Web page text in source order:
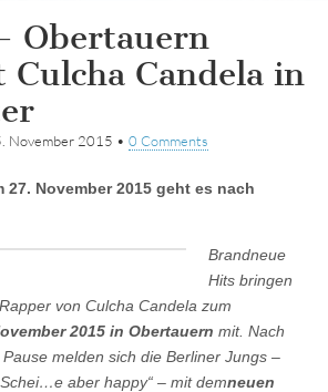
Obertauern
Candela in
November 2015 • 0 Comments
27. November 2015 geht es nach
Brandneue
Hits bringen
von Culcha Candela zum
2015 in Obertauern mit. Nach
melden sich die Berliner Jungs –
aber happy“ – mit demneuen